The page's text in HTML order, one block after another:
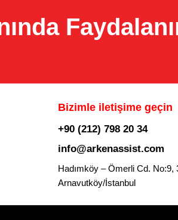
Bizimle iletişime geçin
+90 (212) 798 20 34
info@arkenassist.com
Hadımköy – Ömerli Cd. No:9,
Arnavutköy/İstanbul